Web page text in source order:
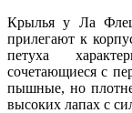
Крылья у Ла
прилегают к
петуха
сочетающиеся с
пышные, но
высоких лапах с